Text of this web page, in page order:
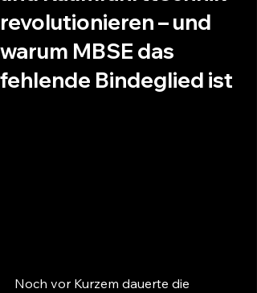
revolutionieren – und
warum MBSE das
fehlende Bindeglied ist
Noch vor Kurzem dauerte die